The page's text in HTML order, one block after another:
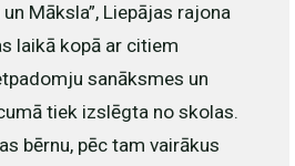
Māksla”, Liepājas rajona
laikā kopā ar citiem
sanāksmes un
tiek izslēgta no skolas.
bērnu, pēc tam vairākus